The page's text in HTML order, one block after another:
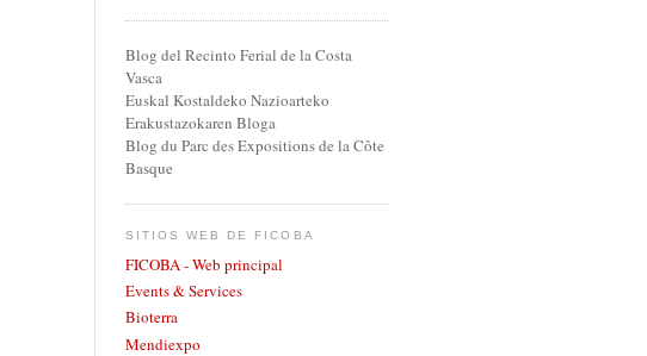
Blog del Recinto Ferial de la Costa
Vasca
Euskal Kostaldeko Nazioarteko
Erakustazokaren Bloga
Blog du Parc des Expositions de la Côte
Basque
SITIOS WEB DE FICOBA
FICOBA - Web principal
Events & Services
Bioterra
Mendiexpo